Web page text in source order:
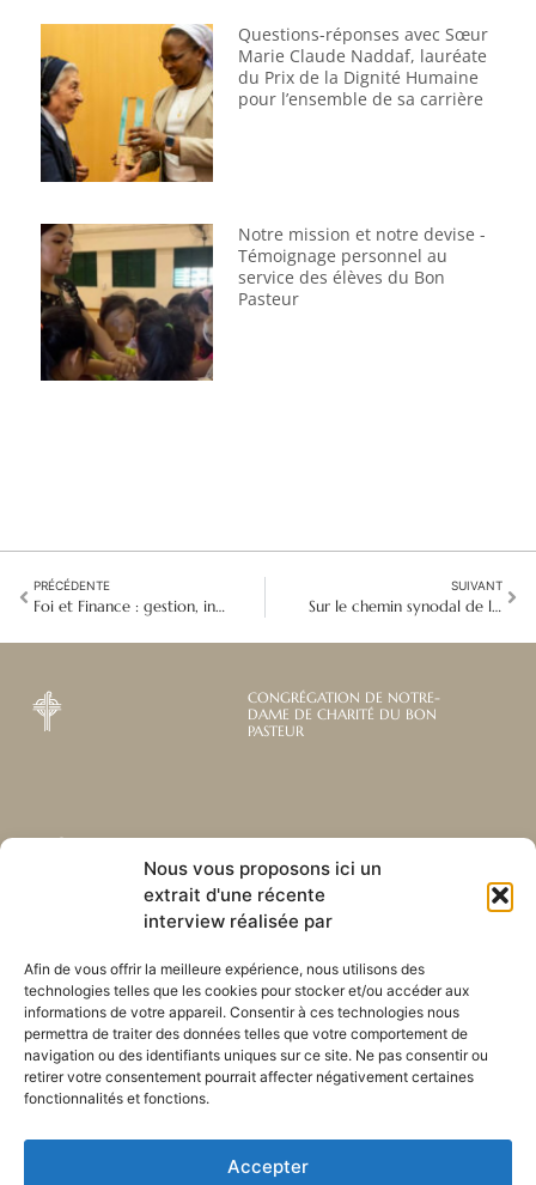
Nous vous proposons ici un
extrait d'une récente
interview réalisée par
Afin de vous offrir la meilleure expérience, nous utilisons des
technologies telles que les cookies pour stocker et/ou accéder aux
informations de votre appareil. Consentir à ces technologies nous
permettra de traiter des données telles que votre comportement de
navigation ou des identifiants uniques sur ce site. Ne pas consentir ou
retirer votre consentement pourrait affecter négativement certaines
fonctionnalités et fonctions.
Accepter
Questions-réponses avec Sœur
Marie Claude Naddaf, lauréate
du Prix de la Dignité Humaine
pour l’ensemble de sa carrière
Notre mission et notre devise -
Témoignage personnel au
service des élèves du Bon
Pasteur
PRÉCÉDENTE
Foi et Finance : gestion, investissement éthique et éducation à la mission
SUIVANT
Sur le chemin synodal de la nouvelle gouvernance en Amérique latine
CONGRÉGATION DE NOTRE-
DAME DE CHARITÉ DU BON
PASTEUR
Abonnez-vous à notre
newsletter mensuelle
Recevez les dernières nouvelles
nos ministères à travers le monde.
S'ABONNER
Liens utiles
Envoyez-nous votre
Plan du site